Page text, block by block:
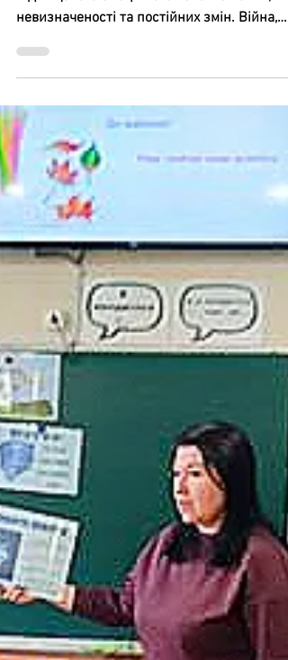
16 січ.
Методична робота
Піклування про
ментальне здоров’я
Сучасні педагоги працюють в умовах
підвищеного емоційного навантаження,
невизначеності та постійних змін. Війна,
соціальні виклики, дистанційне та змішане
навчання, відповідальність за дітей і
— усе це суттєво впливає на ментальне
здоров’я освітян. Турбота про
добробут педагогів стає не лише особистою
справою, а й важливою компонентою
якісного освітнього процесу. Саме тому
психолого-педагогічний тренінг
«Психологічні аспекти піклування про
ментальне здоро